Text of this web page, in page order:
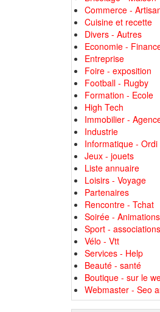
Commerce -
Cuisine et recette
Divers - Autres
Economie -
Entreprise
Foire - exposition
Football - Rugby
Formation - Ecole
High Tech
Immobilier -
Industrie
Informatique - Ordi
Jeux - jouets
Liste annuaire
Loisirs - Voyage
Partenaires
Rencontre - Tchat
Soirée - Animations
Sport - associations
Vélo - Vtt
Services - Help
Beauté - santé
Boutique - sur le
Webmaster - Seo